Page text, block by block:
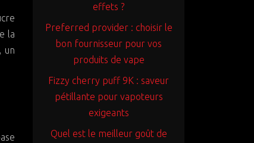
la
un
effets ?
Preferred provider : choisir le
bon fournisseur pour vos
produits de vape
Fizzy cherry puff 9K : saveur
pétillante pour vapoteurs
exigeants
Quel est le meilleur goût de